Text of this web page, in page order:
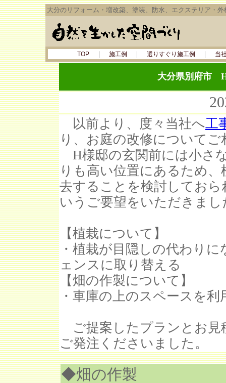
大分のリフォーム・増改築、塗装、防水、エクステリア・
TOP｜ 施工例 ｜ 選りすぐり施工例 ｜ 当
大分県別府市
以前より、度々当社へ工
り、お庭の改修について
H様邸の玄関前には小さ
りも高い位置にあるため
去することを検討してお
いうご要望をいただきまし
【植栽について】
・植栽が目隠しの代わり
ェンスに取り替える
【畑の作製について】
・車庫の上のスペースを
ご提案したプランとお見
ご発注くださいました。
◆畑の作製